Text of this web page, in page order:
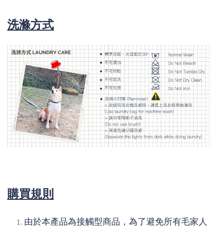
洗滌方式
購買規則
由於本產品為接觸型商品，為了避免所有毛家人